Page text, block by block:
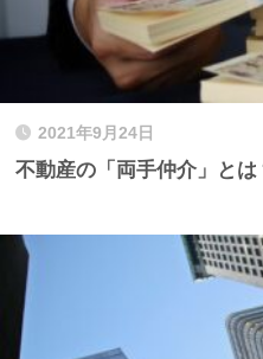
2021年9月24日
不動産の「両手仲介」と